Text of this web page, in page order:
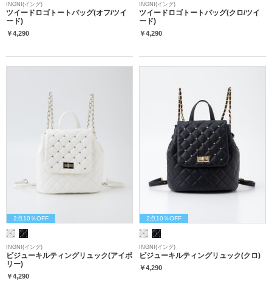
INGNI(イング)
ツイードロゴトートバッグ(オフ/ツイ
ード)
￥4,290
INGNI(イング)
ツイードロゴトートバッグ(クロ/ツイ
ード)
￥4,290
2点10％OFF
INGNI(イング)
ビジューキルティングリュック(アイボ
リー)
￥4,290
2点10％OFF
INGNI(イング)
ビジューキルティングリュック(クロ)
￥4,290